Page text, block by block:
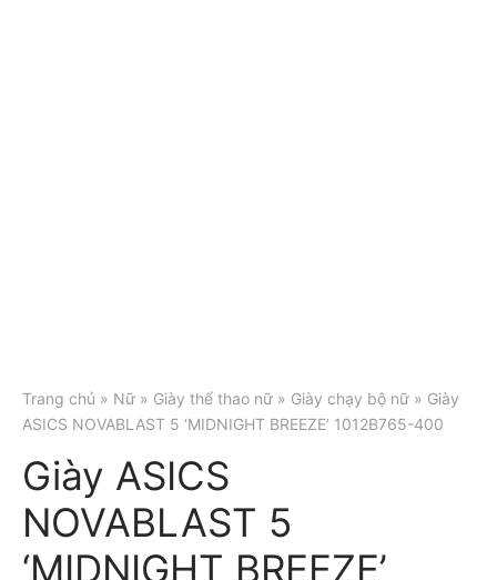
Trang chủ » Nữ » Giày thể thao nữ » Giày chạy bộ nữ » Giày
ASICS NOVABLAST 5 ‘MIDNIGHT BREEZE’ 1012B765-400
Giày ASICS
NOVABLAST 5
‘MIDNIGHT BREEZE’